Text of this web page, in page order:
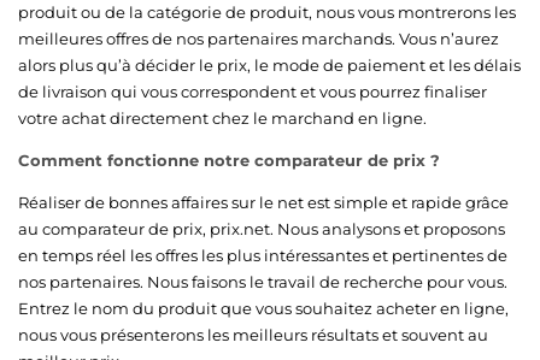
produit ou de la catégorie de produit, nous vous montrerons les
meilleures offres de nos partenaires marchands. Vous n’aurez
alors plus qu’à décider le prix, le mode de paiement et les délais
de livraison qui vous correspondent et vous pourrez finaliser
votre achat directement chez le marchand en ligne.
Comment fonctionne notre comparateur de prix ?
Réaliser de bonnes affaires sur le net est simple et rapide grâce
au comparateur de prix, prix.net. Nous analysons et proposons
en temps réel les offres les plus intéressantes et pertinentes de
nos partenaires. Nous faisons le travail de recherche pour vous.
Entrez le nom du produit que vous souhaitez acheter en ligne,
nous vous présenterons les meilleurs résultats et souvent au